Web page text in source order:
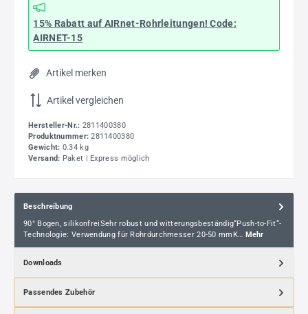
15% Rabatt auf AIRnet-Rohrleitungen! Code:
AIRNET-15
Artikel merken
Artikel vergleichen
Hersteller-Nr.: 2811400380
Produktnummer: 2811400380
Gewicht: 0.34 kg
Versand: Paket | Express möglich
Beschreibung
90° Bogen, silikonfreiSehr robust und witterungsbeständig“Push-to-Fit“-
Technologie: Verwendung für Rohrdurchmesser 20-50 mmK… Mehr
Downloads
Passendes Zubehör